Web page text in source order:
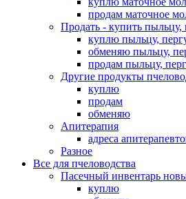
продам маточное
Продать - купить пыльцу,
куплю пыльцу,
обменяю пыльцу,
продам пыльцу,
Другие продукты
куплю
продам
обменяю
Апитерапия
адреса
Разное
Все для пчеловодства
Пасечный инвентарь
куплю